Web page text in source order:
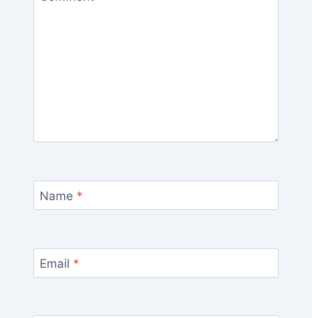
Name *
Email *